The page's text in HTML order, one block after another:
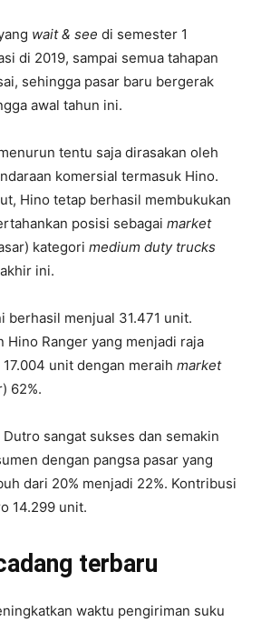
wait & see di semester 1
di 2019, sampai semua tahapan
sehingga pasar baru bergerak
awal tahun ini.
tentu saja dirasakan oleh
komersial termasuk Hino.
Hino tetap berhasil membukukan
posisi sebagai market
kategori medium duty trucks
ini.
berhasil menjual 31.471 unit.
Hino Ranger yang menjadi raja
17.004 unit dengan meraih market
62%.
sangat sukses dan semakin
dengan pangsa pasar yang
dari 20% menjadi 22%. Kontribusi
14.299 unit.
terbaru
waktu pengiriman suku